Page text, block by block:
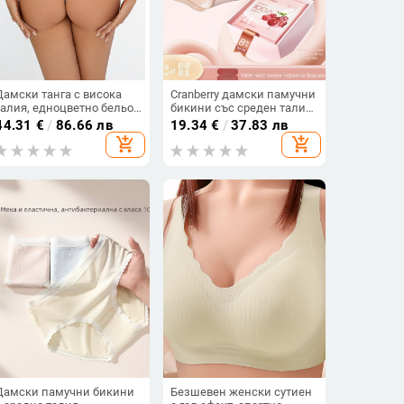
танга с висока
едноцветно бельо,
тъкан, 80% нейлон /
20% еластан, подплата
нейлон / 20% еластан
€ / 86.66 лв
add_shopping_cart
Cranberry дамски памучни
бикини със среден талия,
дишащи,
антибактериални,
удължен чат, спортни
19.34 € /37.83 лв
add_shopping_cart
памучни бикини
Безшевен женски сутиен